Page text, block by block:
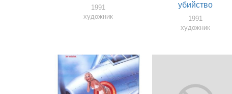
1991
художник
убийство
1991
художник